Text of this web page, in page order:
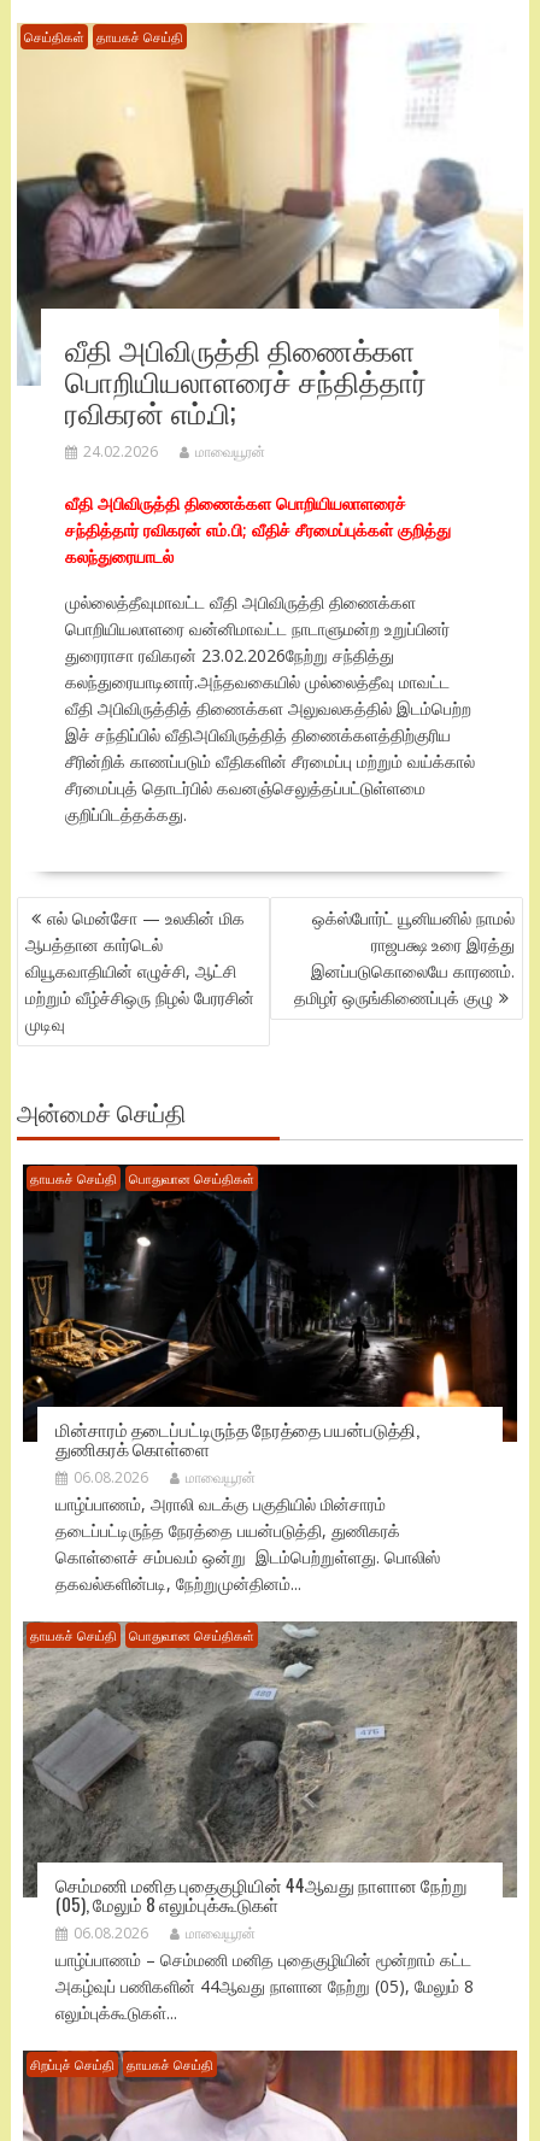
செய்திகள் தாயகச் செய்தி
வீதி அபிவிருத்தி திணைக்கள
பொறியியலாளரைச் சந்தித்தார்
ரவிகரன் எம்.பி;
24.02.2026 மாவையூரன்
வீதி அபிவிருத்தி திணைக்கள பொறியியலாளரைச்
சந்தித்தார் ரவிகரன் எம்.பி; வீதிச் சீரமைப்புக்கள் குறித்து
கலந்துரையாடல்
முல்லைத்தீவுமாவட்ட வீதி அபிவிருத்தி திணைக்கள
பொறியியலாளரை வன்னிமாவட்ட நாடாளுமன்ற உறுப்பினர்
துரைராசா ரவிகரன் 23.02.2026நேற்று சந்தித்து
கலந்துரையாடினார்.அந்தவகையில் முல்லைத்தீவு மாவட்ட
வீதி அபிவிருத்தித் திணைக்கள அலுவலகத்தில் இடம்பெற்ற
இச் சந்திப்பில் வீதிஅபிவிருத்தித் திணைக்களத்திற்குரிய
சீரின்றிக் காணப்படும் வீதிகளின் சீரமைப்பு மற்றும் வய்க்கால்
சீரமைப்புத் தொடர்பில் கவனஞ்செலுத்தப்பட்டுள்ளமை
குறிப்பிடத்தக்கது.
POST
NAVIGATION
எல் மென்சோ — உலகின் மிக
ஆபத்தான கார்டெல்
வியூகவாதியின் எழுச்சி, ஆட்சி
மற்றும் வீழ்ச்சிஒரு நிழல் பேரரசின்
முடிவு
ஒக்ஸ்போர்ட் யூனியனில் நாமல்
ராஜபக்ஷ உரை இரத்து
இனப்படுகொலையே காரணம்.
தமிழர் ஒருங்கிணைப்புக் குழு
அன்மைச் செய்தி
தாயகச் செய்தி பொதுவான செய்திகள்
மின்சாரம் தடைப்பட்டிருந்த நேரத்தை பயன்படுத்தி,
துணிகரக் கொள்ளை
06.08.2026 மாவையூரன்
யாழ்ப்பாணம், அராலி வடக்கு பகுதியில் மின்சாரம்
தடைப்பட்டிருந்த நேரத்தை பயன்படுத்தி, துணிகரக்
கொள்ளைச் சம்பவம் ஒன்று இடம்பெற்றுள்ளது. பொலிஸ்
தகவல்களின்படி, நேற்றுமுன்தினம்...
தாயகச் செய்தி பொதுவான செய்திகள்
செம்மணி மனித புதைகுழியின் 44ஆவது நாளான நேற்று
(05), மேலும் 8 எலும்புக்கூடுகள்
06.08.2026 மாவையூரன்
யாழ்ப்பாணம் – செம்மணி மனித புதைகுழியின் மூன்றாம் கட்ட
அகழ்வுப் பணிகளின் 44ஆவது நாளான நேற்று (05), மேலும் 8
எலும்புக்கூடுகள்...
சிறப்புச் செய்தி தாயகச் செய்தி